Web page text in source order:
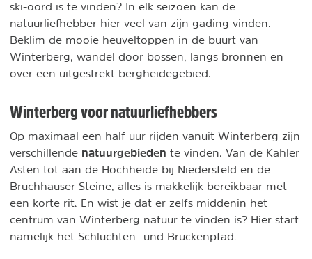
ski-oord is te vinden? In elk seizoen kan de
natuurliefhebber hier veel van zijn gading vinden.
Beklim de mooie heuveltoppen in de buurt van
Winterberg, wandel door bossen, langs bronnen en
over een uitgestrekt bergheidegebied.
Winterberg voor natuurliefhebbers
Op maximaal een half uur rijden vanuit Winterberg zijn
verschillende natuurgebieden te vinden. Van de Kahler
Asten tot aan de Hochheide bij Niedersfeld en de
Bruchhauser Steine, alles is makkelijk bereikbaar met
een korte rit. En wist je dat er zelfs middenin het
centrum van Winterberg natuur te vinden is? Hier start
namelijk het Schluchten- und Brückenpfad.